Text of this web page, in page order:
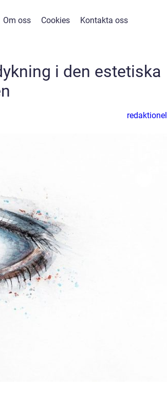
Om oss Cookies Kontakta oss
i den estetiska
redaktionel